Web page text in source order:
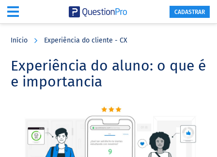
content
sidebar
CADASTRAR
Início Experiência do cliente - CX
Experiência do aluno: o que é
e importancia